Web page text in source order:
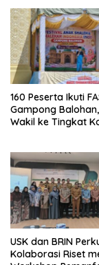
160 Peserta Ikuti
Gampong
Wakil ke Tingkat
USK dan BRIN
Kolaborasi Riset